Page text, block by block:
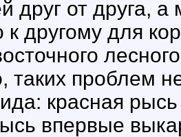
друг от друга, а
к другому для
таких проблем
красная рысь
впервые